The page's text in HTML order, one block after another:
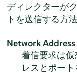
ディレクターが
トを送信する方
Network Address
着信要求は
レスとポー